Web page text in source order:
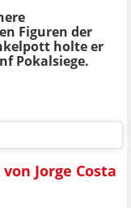
Figuren der
holte er
Pokalsiege.
Jorge Costa